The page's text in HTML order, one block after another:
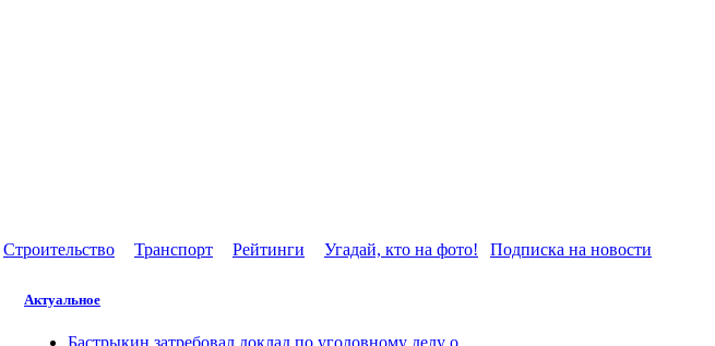
Строительство Транспорт Рейтинги Угадай, кто на фото! Подписка на новости
Актуальное
Бастрыкин затребовал доклад по уголовному делу о